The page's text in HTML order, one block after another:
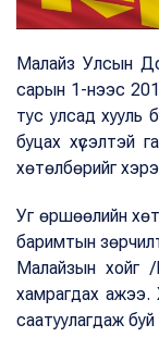
Малайз Улсын
сарын 1-нээс
тус улсад хууль
буцах хүсэлтэй
хөтөлбөрийг
Уг өршөөлийн
баримтын
Малайзын хойг
хамрагдах ажээ.
саатуулагдаж буй